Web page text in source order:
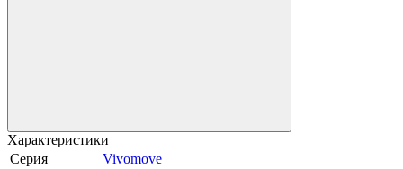
Характеристики
Серия
Vivomove